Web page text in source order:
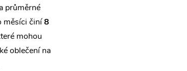
průměrné
měsíci činí8
mohou
oblečení na